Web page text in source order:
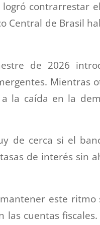
contrarrestar
Central de Brasil
de 2026
Mientras
la caída en la
de cerca si el
de interés sin
este ritmo
cuentas